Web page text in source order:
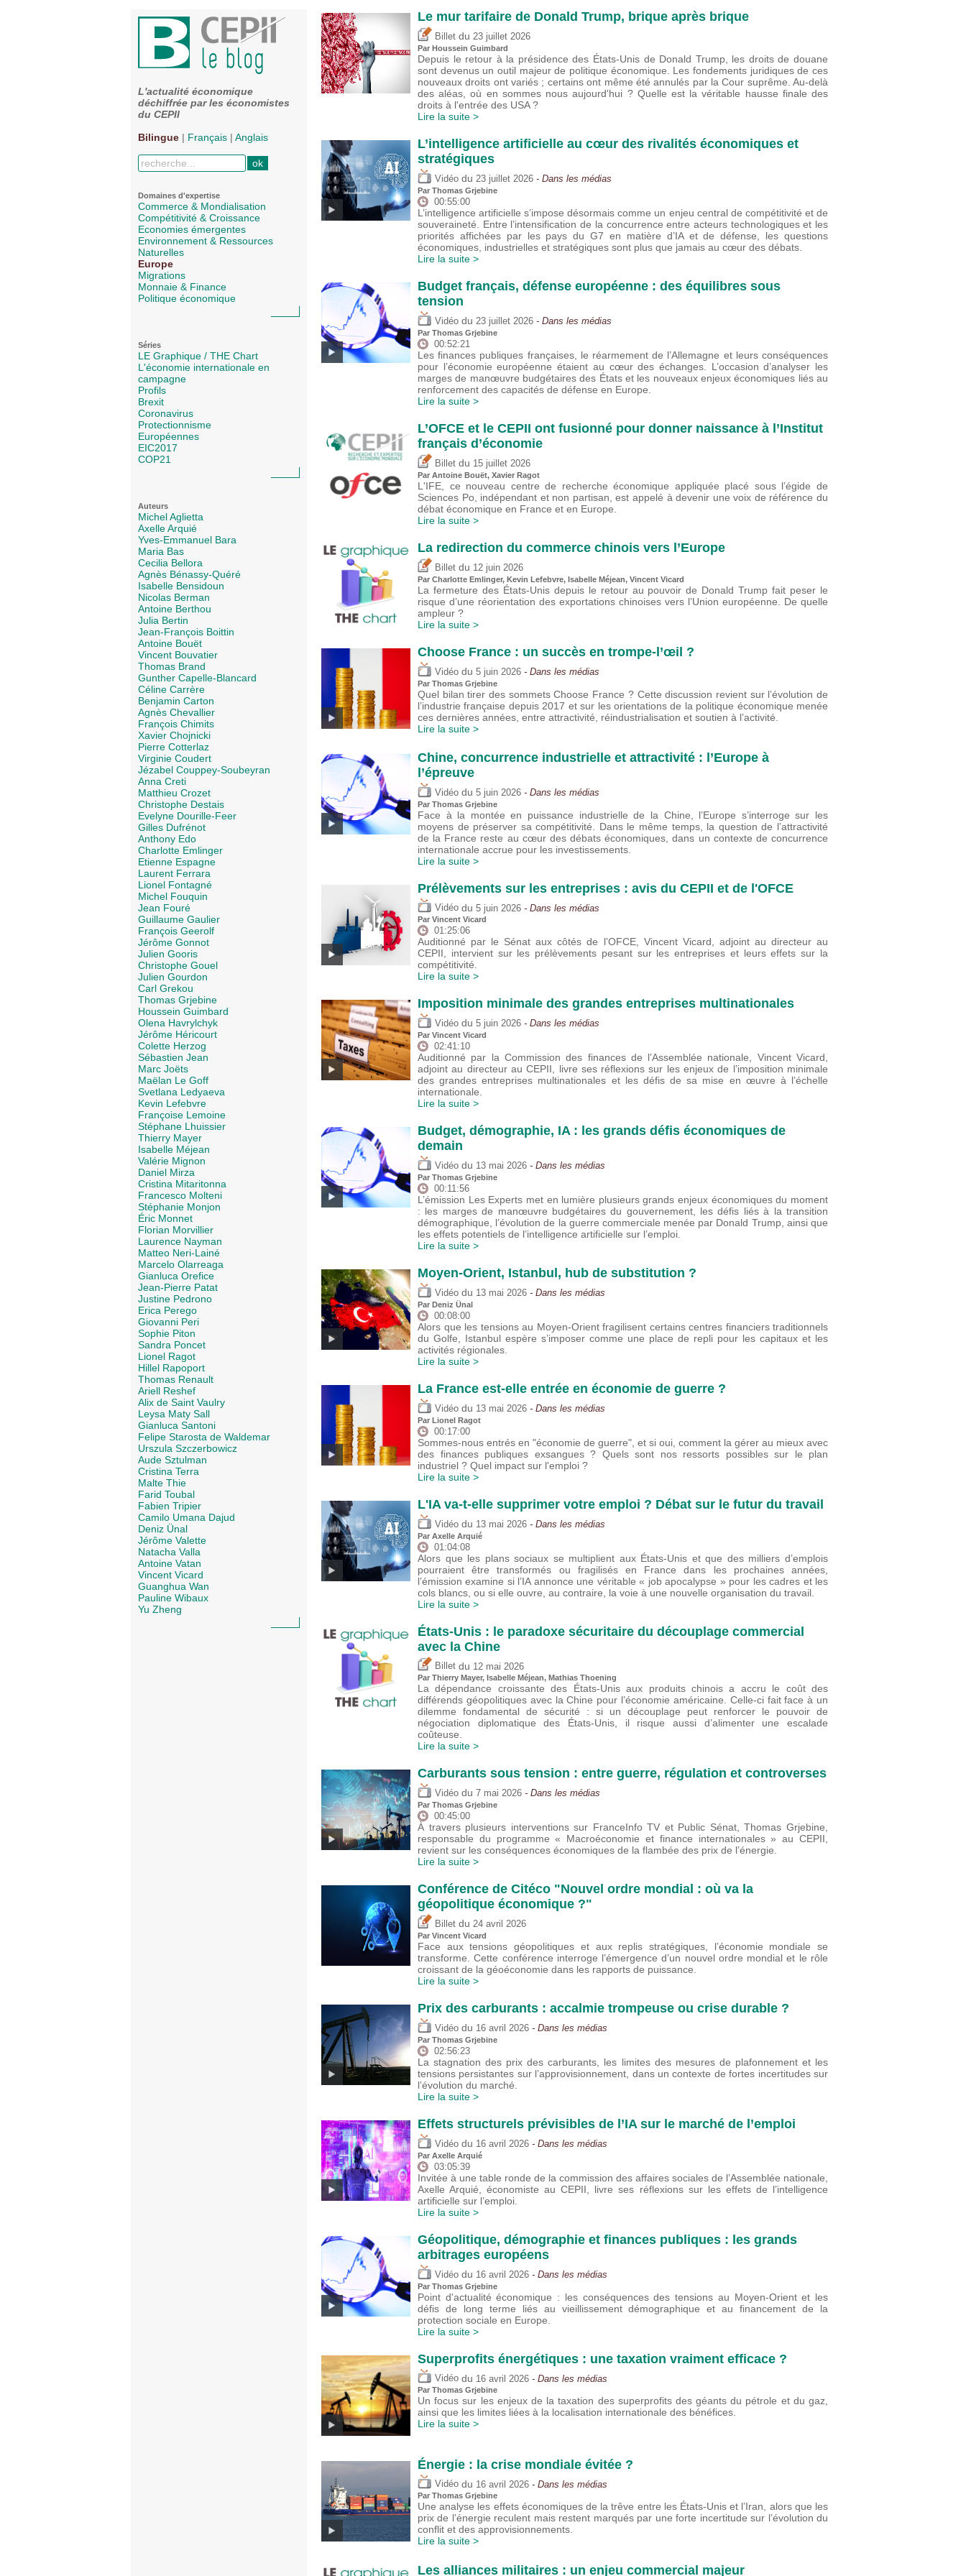
L'actualité économique
déchiffrée par les économistes
du CEPII
Bilingue | Français | Anglais
Domaines d'expertise
Commerce & Mondialisation
Compétitivité & Croissance
Economies émergentes
Environnement & Ressources
Naturelles
Europe
Migrations
Monnaie & Finance
Politique économique
Séries
LE Graphique / THE Chart
L'économie internationale en
campagne
Profils
Brexit
Coronavirus
Protectionnisme
Européennes
EIC2017
COP21
Auteurs
Michel Aglietta
Axelle Arquié
Yves-Emmanuel Bara
Maria Bas
Cecilia Bellora
Agnès Bénassy-Quéré
Isabelle Bensidoun
Nicolas Berman
Antoine Berthou
Julia Bertin
Jean-François Boittin
Antoine Bouët
Vincent Bouvatier
Thomas Brand
Gunther Capelle-Blancard
Céline Carrère
Benjamin Carton
Agnès Chevallier
François Chimits
Xavier Chojnicki
Pierre Cotterlaz
Virginie Coudert
Jézabel Couppey-Soubeyran
Anna Creti
Matthieu Crozet
Christophe Destais
Evelyne Dourille-Feer
Gilles Dufrénot
Anthony Edo
Charlotte Emlinger
Etienne Espagne
Laurent Ferrara
Lionel Fontagné
Michel Fouquin
Jean Fouré
Guillaume Gaulier
François Geerolf
Jérôme Gonnot
Julien Gooris
Christophe Gouel
Julien Gourdon
Carl Grekou
Thomas Grjebine
Houssein Guimbard
Olena Havrylchyk
Jérôme Héricourt
Colette Herzog
Sébastien Jean
Marc Joëts
Maëlan Le Goff
Svetlana Ledyaeva
Kevin Lefebvre
Françoise Lemoine
Stéphane Lhuissier
Thierry Mayer
Isabelle Méjean
Valérie Mignon
Daniel Mirza
Cristina Mitaritonna
Francesco Molteni
Stéphanie Monjon
Éric Monnet
Florian Morvillier
Laurence Nayman
Matteo Neri-Lainé
Marcelo Olarreaga
Gianluca Orefice
Jean-Pierre Patat
Justine Pedrono
Erica Perego
Giovanni Peri
Sophie Piton
Sandra Poncet
Lionel Ragot
Hillel Rapoport
Thomas Renault
Ariell Reshef
Alix de Saint Vaulry
Leysa Maty Sall
Gianluca Santoni
Felipe Starosta de Waldemar
Urszula Szczerbowicz
Aude Sztulman
Cristina Terra
Malte Thie
Farid Toubal
Fabien Tripier
Camilo Umana Dajud
Deniz Ünal
Jérôme Valette
Natacha Valla
Antoine Vatan
Vincent Vicard
Guanghua Wan
Pauline Wibaux
Yu Zheng
Le mur tarifaire de Donald Trump, brique après brique
Billet du 23 juillet 2026
Par Houssein Guimbard
Depuis le retour à la présidence des États-Unis de Donald Trump, les droits de douane
sont devenus un outil majeur de politique économique. Les fondements juridiques de ces
nouveaux droits ont variés ; certains ont même été annulés par la Cour suprême. Au-delà
des aléas, où en sommes nous aujourd'hui ? Quelle est la véritable hausse finale des
droits à l'entrée des USA ?
Lire la suite >
L’intelligence artificielle au cœur des rivalités économiques et
stratégiques
Vidéo du 23 juillet 2026 - Dans les médias
Par Thomas Grjebine
00:55:00
L’intelligence artificielle s’impose désormais comme un enjeu central de compétitivité et de
souveraineté. Entre l’intensification de la concurrence entre acteurs technologiques et les
priorités affichées par les pays du G7 en matière d’IA et de défense, les questions
économiques, industrielles et stratégiques sont plus que jamais au cœur des débats.
Lire la suite >
Budget français, défense européenne : des équilibres sous
tension
Vidéo du 23 juillet 2026 - Dans les médias
Par Thomas Grjebine
00:52:21
Les finances publiques françaises, le réarmement de l’Allemagne et leurs conséquences
pour l’économie européenne étaient au cœur des échanges. L’occasion d’analyser les
marges de manœuvre budgétaires des États et les nouveaux enjeux économiques liés au
renforcement des capacités de défense en Europe.
Lire la suite >
L’OFCE et le CEPII ont fusionné pour donner naissance à l’Institut
français d’économie
Billet du 15 juillet 2026
Par Antoine Bouët, Xavier Ragot
L'IFE, ce nouveau centre de recherche économique appliquée placé sous l’égide de
Sciences Po, indépendant et non partisan, est appelé à devenir une voix de référence du
débat économique en France et en Europe.
Lire la suite >
La redirection du commerce chinois vers l’Europe
Billet du 12 juin 2026
Par Charlotte Emlinger, Kevin Lefebvre, Isabelle Méjean, Vincent Vicard
La fermeture des États-Unis depuis le retour au pouvoir de Donald Trump fait peser le
risque d’une réorientation des exportations chinoises vers l’Union européenne. De quelle
ampleur ?
Lire la suite >
Choose France : un succès en trompe-l’œil ?
Vidéo du 5 juin 2026 - Dans les médias
Par Thomas Grjebine
Quel bilan tirer des sommets Choose France ? Cette discussion revient sur l’évolution de
l’industrie française depuis 2017 et sur les orientations de la politique économique menée
ces dernières années, entre attractivité, réindustrialisation et soutien à l’activité.
Lire la suite >
Chine, concurrence industrielle et attractivité : l’Europe à
l’épreuve
Vidéo du 5 juin 2026 - Dans les médias
Par Thomas Grjebine
Face à la montée en puissance industrielle de la Chine, l’Europe s’interroge sur les
moyens de préserver sa compétitivité. Dans le même temps, la question de l’attractivité
de la France reste au cœur des débats économiques, dans un contexte de concurrence
internationale accrue pour les investissements.
Lire la suite >
Prélèvements sur les entreprises : avis du CEPII et de l'OFCE
Vidéo du 5 juin 2026 - Dans les médias
Par Vincent Vicard
01:25:06
Auditionné par le Sénat aux côtés de l’OFCE, Vincent Vicard, adjoint au directeur au
CEPII, intervient sur les prélèvements pesant sur les entreprises et leurs effets sur la
compétitivité.
Lire la suite >
Imposition minimale des grandes entreprises multinationales
Vidéo du 5 juin 2026 - Dans les médias
Par Vincent Vicard
02:41:10
Auditionné par la Commission des finances de l’Assemblée nationale, Vincent Vicard,
adjoint au directeur au CEPII, livre ses réflexions sur les enjeux de l’imposition minimale
des grandes entreprises multinationales et les défis de sa mise en œuvre à l’échelle
internationale.
Lire la suite >
Budget, démographie, IA : les grands défis économiques de
demain
Vidéo du 13 mai 2026 - Dans les médias
Par Thomas Grjebine
00:11:56
L’émission Les Experts met en lumière plusieurs grands enjeux économiques du moment
: les marges de manœuvre budgétaires du gouvernement, les défis liés à la transition
démographique, l’évolution de la guerre commerciale menée par Donald Trump, ainsi que
les effets potentiels de l’intelligence artificielle sur l’emploi.
Lire la suite >
Moyen-Orient, Istanbul, hub de substitution ?
Vidéo du 13 mai 2026 - Dans les médias
Par Deniz Ünal
00:08:00
Alors que les tensions au Moyen-Orient fragilisent certains centres financiers traditionnels
du Golfe, Istanbul espère s’imposer comme une place de repli pour les capitaux et les
activités régionales.
Lire la suite >
La France est-elle entrée en économie de guerre ?
Vidéo du 13 mai 2026 - Dans les médias
Par Lionel Ragot
00:17:00
Sommes-nous entrés en "économie de guerre", et si oui, comment la gérer au mieux avec
des finances publiques exsangues ? Quels sont nos ressorts possibles sur le plan
industriel ? Quel impact sur l'emploi ?
Lire la suite >
L'IA va-t-elle supprimer votre emploi ? Débat sur le futur du travail
Vidéo du 13 mai 2026 - Dans les médias
Par Axelle Arquié
01:04:08
Alors que les plans sociaux se multiplient aux États-Unis et que des milliers d’emplois
pourraient être transformés ou fragilisés en France dans les prochaines années,
l’émission examine si l’IA annonce une véritable « job apocalypse » pour les cadres et les
cols blancs, ou si elle ouvre, au contraire, la voie à une nouvelle organisation du travail.
Lire la suite >
États-Unis : le paradoxe sécuritaire du découplage commercial
avec la Chine
Billet du 12 mai 2026
Par Thierry Mayer, Isabelle Méjean, Mathias Thoening
La dépendance croissante des États-Unis aux produits chinois a accru le coût des
différends géopolitiques avec la Chine pour l’économie américaine. Celle-ci fait face à un
dilemme fondamental de sécurité : si un découplage peut renforcer le pouvoir de
négociation diplomatique des États-Unis, il risque aussi d’alimenter une escalade
coûteuse.
Lire la suite >
Carburants sous tension : entre guerre, régulation et controverses
Vidéo du 7 mai 2026 - Dans les médias
Par Thomas Grjebine
00:45:00
À travers plusieurs interventions sur FranceInfo TV et Public Sénat, Thomas Grjebine,
responsable du programme « Macroéconomie et finance internationales » au CEPII,
revient sur les conséquences économiques de la flambée des prix de l’énergie.
Lire la suite >
Conférence de Citéco "Nouvel ordre mondial : où va la
géopolitique économique ?"
Billet du 24 avril 2026
Par Vincent Vicard
Face aux tensions géopolitiques et aux replis stratégiques, l’économie mondiale se
transforme. Cette conférence interroge l’émergence d’un nouvel ordre mondial et le rôle
croissant de la géoéconomie dans les rapports de puissance.
Lire la suite >
Prix des carburants : accalmie trompeuse ou crise durable ?
Vidéo du 16 avril 2026 - Dans les médias
Par Thomas Grjebine
02:56:23
La stagnation des prix des carburants, les limites des mesures de plafonnement et les
tensions persistantes sur l’approvisionnement, dans un contexte de fortes incertitudes sur
l’évolution du marché.
Lire la suite >
Effets structurels prévisibles de l’IA sur le marché de l’emploi
Vidéo du 16 avril 2026 - Dans les médias
Par Axelle Arquié
03:05:39
Invitée à une table ronde de la commission des affaires sociales de l’Assemblée nationale,
Axelle Arquié, économiste au CEPII, livre ses réflexions sur les effets de l’intelligence
artificielle sur l’emploi.
Lire la suite >
Géopolitique, démographie et finances publiques : les grands
arbitrages européens
Vidéo du 16 avril 2026 - Dans les médias
Par Thomas Grjebine
Point d'actualité économique : les conséquences des tensions au Moyen-Orient et les
défis de long terme liés au vieillissement démographique et au financement de la
protection sociale en Europe.
Lire la suite >
Superprofits énergétiques : une taxation vraiment efficace ?
Vidéo du 16 avril 2026 - Dans les médias
Par Thomas Grjebine
Un focus sur les enjeux de la taxation des superprofits des géants du pétrole et du gaz,
ainsi que les limites liées à la localisation internationale des bénéfices.
Lire la suite >
Énergie : la crise mondiale évitée ?
Vidéo du 16 avril 2026 - Dans les médias
Par Thomas Grjebine
Une analyse les effets économiques de la trêve entre les États-Unis et l’Iran, alors que les
prix de l’énergie reculent mais restent marqués par une forte incertitude sur l’évolution du
conflit et des approvisionnements.
Lire la suite >
Les alliances militaires : un enjeu commercial majeur